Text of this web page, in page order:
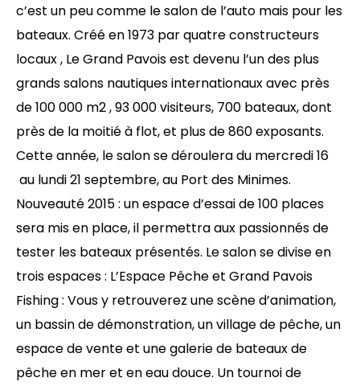
c’est un peu comme le salon de l’auto mais pour les
bateaux. Créé en 1973 par quatre constructeurs
locaux , Le Grand Pavois est devenu l’un des plus
grands salons nautiques internationaux avec près
de 100 000 m2 , 93 000 visiteurs, 700 bateaux, dont
près de la moitié à flot, et plus de 860 exposants.
Cette année, le salon se déroulera du mercredi 16
au lundi 21 septembre, au Port des Minimes.
Nouveauté 2015 : un espace d’essai de 100 places
sera mis en place, il permettra aux passionnés de
tester les bateaux présentés. Le salon se divise en
trois espaces : L’Espace Pêche et Grand Pavois
Fishing : Vous y retrouverez une scène d’animation,
un bassin de démonstration, un village de pêche, un
espace de vente et une galerie de bateaux de
pêche en mer et en eau douce. Un tournoi de